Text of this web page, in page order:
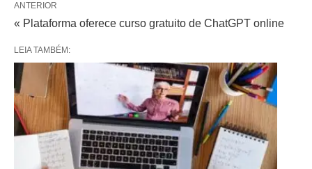
ANTERIOR
« Plataforma oferece curso gratuito de ChatGPT online
LEIA TAMBÉM: